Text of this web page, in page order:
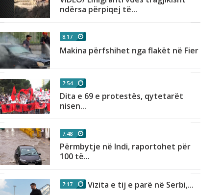
ndërsa përpiqej të...
8:17
Makina përfshihet nga flakët në Fier
7:54
Dita e 69 e protestës, qytetarët
nisen...
7:48
Përmbytje në Indi, raportohet për
100 të...
7:17 Vizita e tij e parë në Serbi,...